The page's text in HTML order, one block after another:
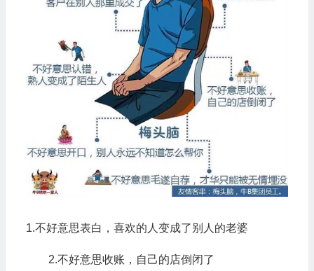
1.不好意思表白，喜欢的人变成了别人的老婆
2.不好意思收账，自己的店倒闭了